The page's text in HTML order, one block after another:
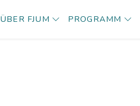
ÜBER FJUM PROGRAMM